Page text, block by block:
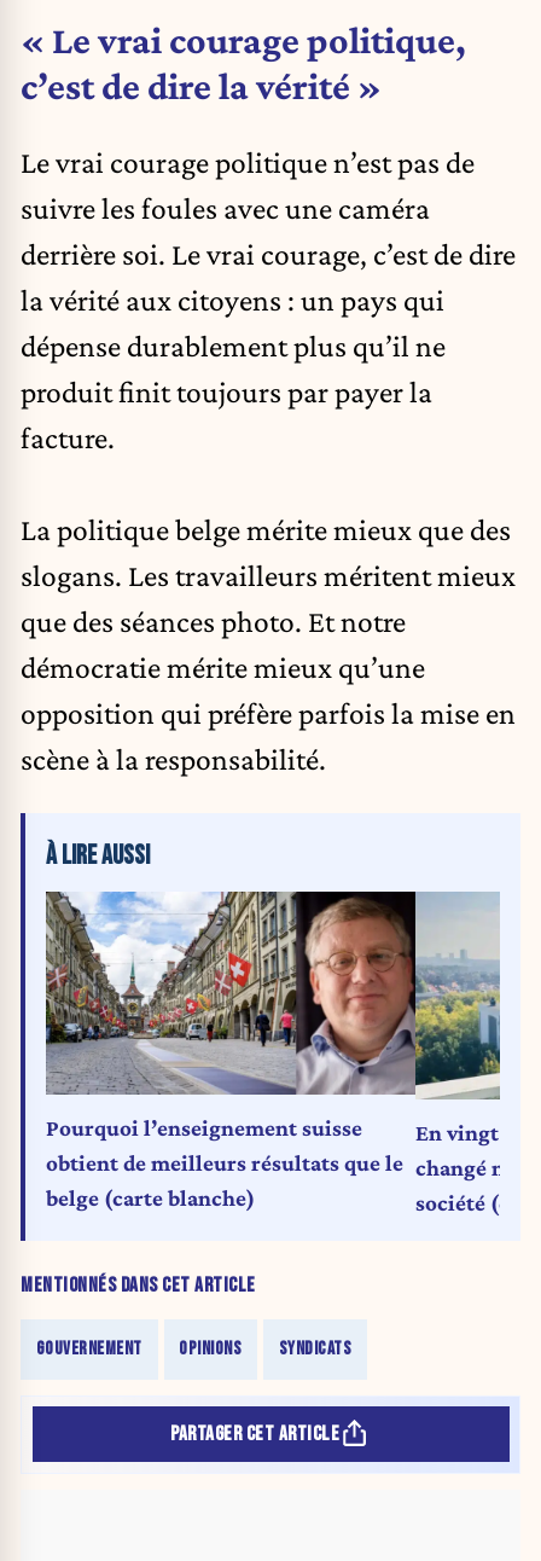
« Le vrai courage politique,
c’est de dire la vérité »
Le vrai courage politique n’est pas de
suivre les foules avec une caméra
derrière soi. Le vrai courage, c’est de dire
la vérité aux citoyens : un pays qui
dépense durablement plus qu’il ne
produit finit toujours par payer la
facture.
La politique belge mérite mieux que des
slogans. Les travailleurs méritent mieux
que des séances photo. Et notre
démocratie mérite mieux qu’une
opposition qui préfère parfois la mise en
scène à la responsabilité.
MENTIONNÉS DANS CET ARTICLE
GOUVERNEMENT OPINIONS SYNDICATS
À LIRE AUSSI
Pourquoi l’enseignement suisse
obtient de meilleurs résultats que le
belge (carte blanche)
En vingt
changé
société
PARTAGER CET ARTICLE